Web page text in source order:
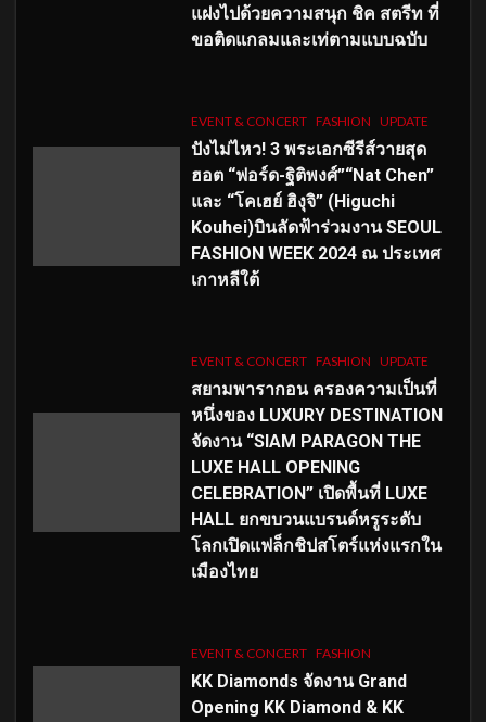
แฝงไปด้วยความสนุก ชิค สตรีท ที่
ขอติดแกลมและเท่ตามแบบฉบับ
EVENT & CONCERT FASHION UPDATE
ปังไม่ไหว! 3 พระเอกซีรีส์วายสุด
ฮอต “ฟอร์ด-ฐิติพงศ์”“Nat Chen”
และ “โคเฮย์ ฮิงุจิ” (Higuchi
Kouhei)บินลัดฟ้าร่วมงาน SEOUL
FASHION WEEK 2024 ณ ประเทศ
เกาหลีใต้
EVENT & CONCERT FASHION UPDATE
สยามพารากอน ครองความเป็นที่
หนึ่งของ LUXURY DESTINATION
จัดงาน “SIAM PARAGON THE
LUXE HALL OPENING
CELEBRATION” เปิดพื้นที่ LUXE
HALL ยกขบวนแบรนด์หรูระดับ
โลกเปิดแฟล็กชิปสโตร์แห่งแรกใน
เมืองไทย
EVENT & CONCERT FASHION
KK Diamonds จัดงาน Grand
Opening KK Diamond & KK